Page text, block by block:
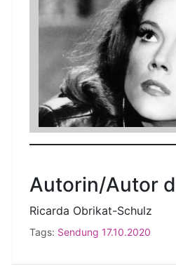
Autorin/Autor
Ricarda Obrikat-Schulz
Tags: Sendung 17.10.2020